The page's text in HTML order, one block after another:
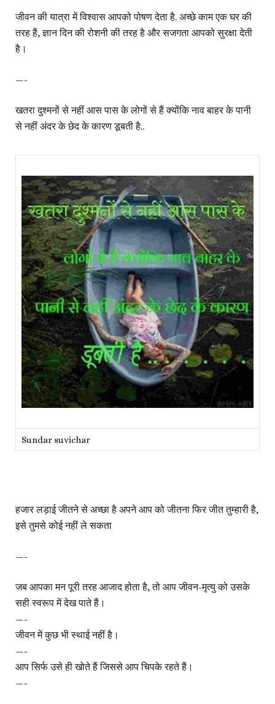
जीवन की यात्रा में विश्वास आपको पोषण देता है. अच्छे काम एक घर की
तरह हैं, ज्ञान दिन की रोशनी की तरह है और सजगता आपको सुरक्षा देती
है।
—-
खतरा दुश्मनों से नहीं आस पास के लोगों से हैं क्योंकि नाव बाहर के पानी
से नहीं अंदर के छेद के कारण डूबती है..
Sundar suvichar
हजार लड़ाई जीतने से अच्छा है अपने आप को जीतना फिर जीत तुम्हारी है,
इसे तुमसे कोई नहीं ले सकता
—-
जब आपका मन पूरी तरह आजाद होता है, तो आप जीवन-मृत्यु को उसके
सही स्वरूप में देख पाते हैं।
—-
जीवन में कुछ भी स्थाई नहीं है।
—-
आप सिर्फ उसे ही खोते हैं जिससे आप चिपके रहते हैं।
—-